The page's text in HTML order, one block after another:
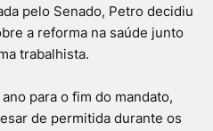
pelo Senado, Petro decidiu
a reforma na saúde junto
trabalhista.
para o fim do mandato,
de permitida durante os